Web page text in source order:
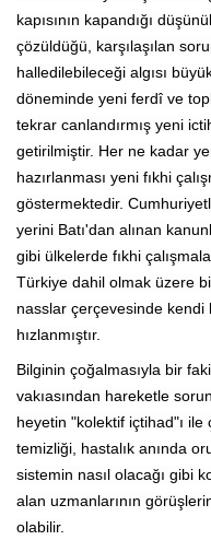
kapısının kapandığı
çözüldüğü, karşılaşılan
halledilebileceği algısı
döneminde yeni ferdî ve
tekrar canlandırmış yeni
getirilmiştir. Her ne kadar
hazırlanması yeni fıkhi
göstermektedir.
yerini Batı'dan alınan
gibi ülkelerde fıkhi
Türkiye dahil olmak üzere
nasslar çerçevesinde kendi
hızlanmıştır.
Bilginin çoğalmasıyla bir
vakıasından hareketle
heyetin "kolektif içtihad"ı ile
temizliği, hastalık anında
sistemin nasıl olacağı gibi
alan uzmanlarının
olabilir.